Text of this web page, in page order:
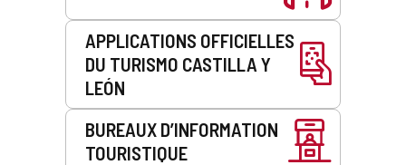
APPLICATIONS OFFICIELLES
DU TURISMO CASTILLA Y
LEÓN
BUREAUX D’INFORMATION
TOURISTIQUE